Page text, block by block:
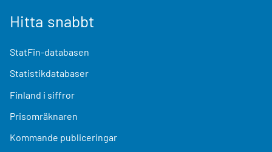
Hitta snabbt
StatFin-databasen
Statistikdatabaser
Finland i siffror
Prisomräknaren
Kommande publiceringar